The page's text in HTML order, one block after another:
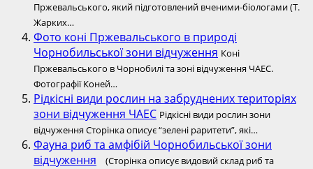
Пржевальського, який підготовлений вченими-біологами (Т.
Жарких…
Фото коні Пржевальського в природі
Чорнобильської зони відчуження Коні
Пржевальського в Чорнобилі та зоні відчуження ЧАЕС.
Фотографії Коней…
Рідкісні види рослин на забруднених територіях
зони відчуження ЧАЕС Рідкісні види рослин зони
відчуження Сторінка описує “зелені раритети”, які…
Фауна риб та амфібій Чорнобильської зони
відчуження
(Сторінка описує видовий склад риб та